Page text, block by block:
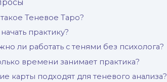
Теневое Таро?
практику?
ли работать с тенями без психолога?
времени занимает практика?
карты подходят для теневого анализа?